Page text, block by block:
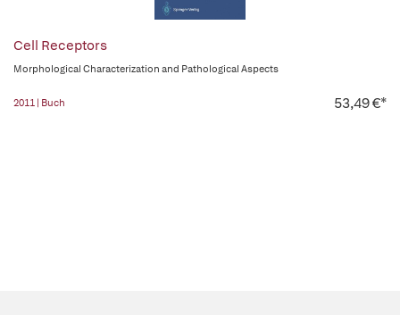
Cell Receptors
Morphological Characterization and Pathological Aspects
2011 | Buch 53,49 €*